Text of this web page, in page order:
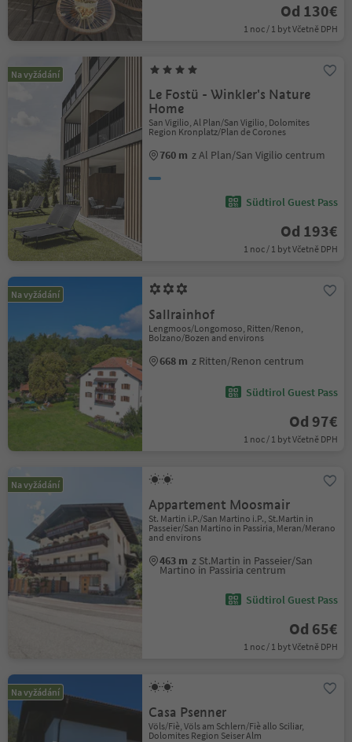
Od 130€
1 noc / 1 byt Včetně DPH
Na vyžádání
Le Fostü - Winkler's Nature
Home
San Vigilio, Al Plan/San Vigilio, Dolomites
Region Kronplatz/Plan de Corones
760 m z Al Plan/San Vigilio centrum
Südtirol Guest Pass
Od 193€
1 noc / 1 byt Včetně DPH
Na vyžádání
Sallrainhof
Lengmoos/Longomoso, Ritten/Renon,
Bolzano/Bozen and environs
668 m z Ritten/Renon centrum
Südtirol Guest Pass
Od 97€
1 noc / 1 byt Včetně DPH
Na vyžádání
Appartement Moosmair
St. Martin i.P./San Martino i.P., St.Martin in
Passeier/San Martino in Passiria, Meran/Merano
and environs
463 m z St.Martin in Passeier/San
Martino in Passiria centrum
Südtirol Guest Pass
Od 65€
1 noc / 1 byt Včetně DPH
Na vyžádání
Casa Psenner
Völs/Fiè, Völs am Schlern/Fiè allo Sciliar,
Dolomites Region Seiser Alm